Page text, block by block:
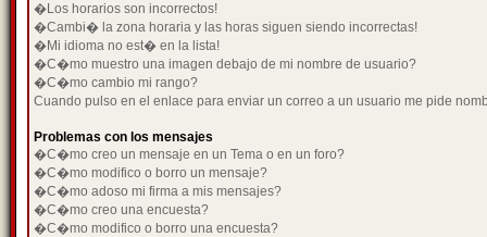
�Los horarios son incorrectos!
�Cambi� la zona horaria y las horas siguen siendo incorrectas!
�Mi idioma no est� en la lista!
�C�mo muestro una imagen debajo de mi nombre de usuario?
�C�mo cambio mi rango?
Cuando pulso en el enlace para enviar un correo a un usuario me pide
Problemas con los mensajes
�C�mo creo un mensaje en un Tema o en un foro?
�C�mo modifico o borro un mensaje?
�C�mo adoso mi firma a mis mensajes?
�C�mo creo una encuesta?
�C�mo modifico o borro una encuesta?